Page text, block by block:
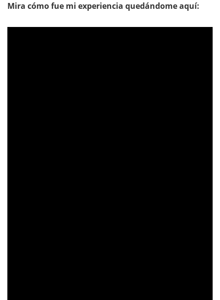
Mira cómo fue mi experiencia quedándome aquí: